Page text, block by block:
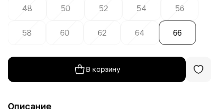
48 50 52 54 56
58 60 62 64 66
В корзину
Описание